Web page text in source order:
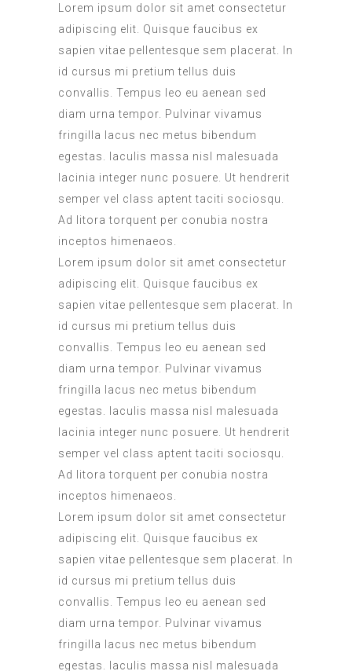
Lorem ipsum dolor sit amet consectetur
adipiscing elit. Quisque faucibus ex
sapien vitae pellentesque sem placerat. In
id cursus mi pretium tellus duis
convallis. Tempus leo eu aenean sed
diam urna tempor. Pulvinar vivamus
fringilla lacus nec metus bibendum
egestas. Iaculis massa nisl malesuada
lacinia integer nunc posuere. Ut hendrerit
semper vel class aptent taciti sociosqu.
Ad litora torquent per conubia nostra
inceptos himenaeos.
Lorem ipsum dolor sit amet consectetur
adipiscing elit. Quisque faucibus ex
sapien vitae pellentesque sem placerat. In
id cursus mi pretium tellus duis
convallis. Tempus leo eu aenean sed
diam urna tempor. Pulvinar vivamus
fringilla lacus nec metus bibendum
egestas. Iaculis massa nisl malesuada
lacinia integer nunc posuere. Ut hendrerit
semper vel class aptent taciti sociosqu.
Ad litora torquent per conubia nostra
inceptos himenaeos.
Lorem ipsum dolor sit amet consectetur
adipiscing elit. Quisque faucibus ex
sapien vitae pellentesque sem placerat. In
id cursus mi pretium tellus duis
convallis. Tempus leo eu aenean sed
diam urna tempor. Pulvinar vivamus
fringilla lacus nec metus bibendum
egestas. Iaculis massa nisl malesuada